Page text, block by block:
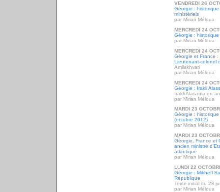
VENDREDI 26
Géorgie :
ministériels
par Mirian Méloua
MERCREDI 24
Géorgie :
par Mirian Méloua
MERCREDI 24
Géorgie et France :
Lieutenant-colonel
Amilakhvari
par Mirian Méloua
MERCREDI 24
Géorgie : Irakli
Irakli Alasania en
par Mirian Méloua
MARDI 23
Géorgie :
(octobre 2012)
par Mirian Méloua
MARDI 23
Géorgie, France et
ancien ministre
atlantique
par Mirian Méloua
LUNDI 22
Géorgie : Mikheïl
République
Texte initial du 28
par Mirian Méloua